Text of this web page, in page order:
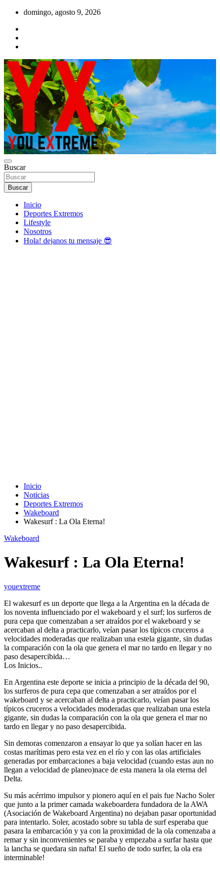
Saltar
contenido
domingo, agosto 9, 2026
YOU EXTREME
YX Deportes Extremos Lifestyle
Buscar
Buscar
Inicio
Deportes Extremos
Lifestyle
Nosotros
Hola! dejanos tu mensaje 😎
Inicio
Noticias
Deportes Extremos
Wakeboard
Wakesurf : La Ola Eterna!
Wakeboard
Wakesurf : La Ola Eterna!
youextreme
El wakesurf es un deporte que llega a la Argentina en la década de
los noventa influenciado por el wakeboard y el surf; los surferos de
pura cepa que comenzaban a ser atraídos por el wakeboard y se
acercaban al delta a practicarlo, veían pasar los típicos cruceros a
velocidades moderadas que realizaban una estela gigante, sin dudas
la comparación con la ola que genera el mar no tardo en llegar y no
paso desapercibida…
Los Inicios..
En Argentina este deporte se inicia a principio de la década del 90,
los surferos de pura cepa que comenzaban a ser atraídos por el
wakeboard y se acercaban al delta a practicarlo, veían pasar los
típicos cruceros a velocidades moderadas que realizaban una estela
gigante, sin dudas la comparación con la ola que genera el mar no
tardo en llegar y no paso desapercibida.
Sin demoras comenzaron a ensayar lo que ya solían hacer en las
costas marítimas pero esta vez en el río y con las olas artificiales
generadas por embarcaciones a baja velocidad (cuando estas aun no
llegan a velocidad de planeo)nace de esta manera la ola eterna del
Delta.
Su más acérrimo impulsor y pionero aquí en el pais fue Nacho Soler
que junto a la primer camada wakeboardera fundadora de la AWA
(Asociación de Wakeboard Argentina) no dejaban pasar oportunidad
para intentarlo. Soler, acostado sobre su tabla de surf esperaba que
pasara la embarcación y ya con la proximidad de la ola comenzaba a
remar y sin inconvenientes se paraba y empezaba a surfar hasta que
la lancha se quedara sin nafta! El sueño de todo surfer, la ola era
interminable!